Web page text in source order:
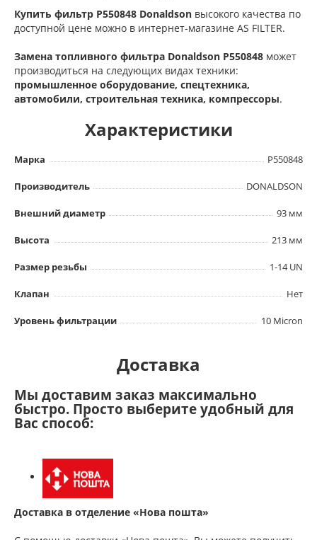
Купить фильтр P550848 Donaldson высокого качества по
доступной цене можно в интернет-магазине AS FILTER.
Замена топливного фильтра Donaldson P550848 может
производиться на следующих видах техники:
промышленное оборудование, спецтехника,
автомобили, строительная техника, компрессоры.
Характеристики
Марка P550848
Производитель DONALDSON
Внешний диаметр 93 мм
Высота 213 мм
Размер резьбы 1-14 UN
Клапан Нет
Уровень фильтрации 10 Micron
Доставка
Мы доставим заказ максимально
быстро. Просто выберите удобный для
Вас способ:
Доставка в отделение «Нова пошта»